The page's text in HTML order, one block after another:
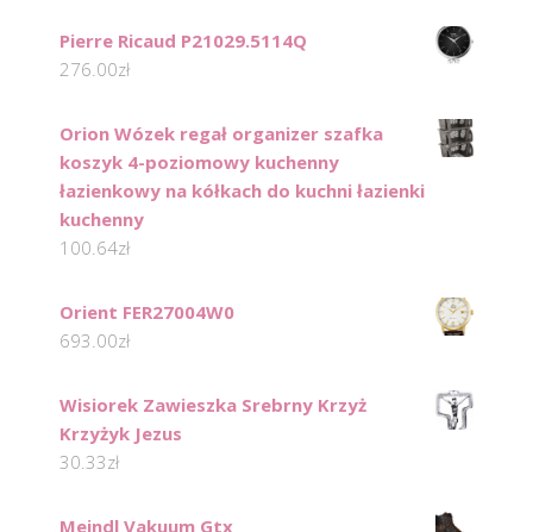
Pierre Ricaud P21029.5114Q
276.00zł
Orion Wózek regał organizer szafka
koszyk 4-poziomowy kuchenny
łazienkowy na kółkach do kuchni łazienki
kuchenny
100.64zł
Orient FER27004W0
693.00zł
Wisiorek Zawieszka Srebrny Krzyż
Krzyżyk Jezus
30.33zł
Meindl Vakuum Gtx